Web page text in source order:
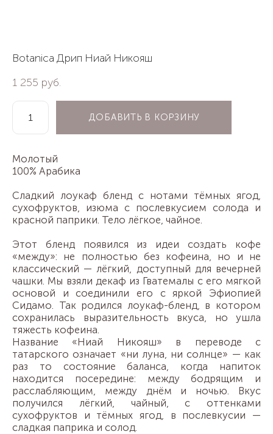
Botanica Дрип Ниай Никояш
1 255 pуб.
ДОБАВИТЬ В КОРЗИНУ
Молотый
100% Арабика
Сладкий лоукаф бленд с нотами тёмных ягод,
сухофруктов, изюма с послевкусием солода и
красной паприки. Тело лёгкое, чайное.
Этот бленд появился из идеи создать кофе
«между»: не полностью без кофеина, но и не
классический — лёгкий, доступный для вечерней
чашки. Мы взяли декаф из Гватемалы с его мягкой
основой и соединили его с яркой Эфиопией
Сидамо. Так родился лоукаф-бленд, в котором
сохранилась выразительность вкуса, но ушла
тяжесть кофеина.
Название «Ниай Никояш» в переводе с
татарского означает «ни луна, ни солнце» — как
раз то состояние баланса, когда напиток
находится посередине: между бодрящим и
расслабляющим, между днём и ночью. Вкус
получился лёгкий, чайный, с оттенками
сухофруктов и тёмных ягод, в послевкусии —
сладкая паприка и солод.